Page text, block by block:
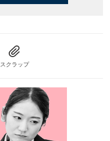
スクラップ